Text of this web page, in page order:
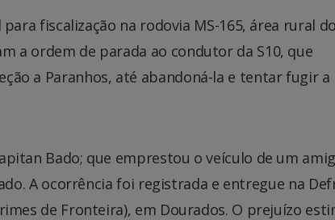
fiscalização na rodovia MS-165, área rural
a ordem de parada ao condutor da S10, que
a Paranhos, até abandoná-la e tentar fugir a
Bado; que emprestou o veículo de um
A ocorrência foi registrada e entregue na
de Fronteira), em Dourados. O prejuízo